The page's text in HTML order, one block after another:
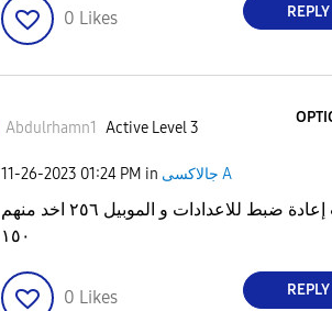
0 Likes REPLY
Abdulrhamn1 Active Level 3
‎11-26-2023 01:24 PM in جالاكسى A
عملت إعادة ضبط للاعدادات و الموبيل ٢٥٦ اخد منهم
١٥٠
0 Likes REPLY